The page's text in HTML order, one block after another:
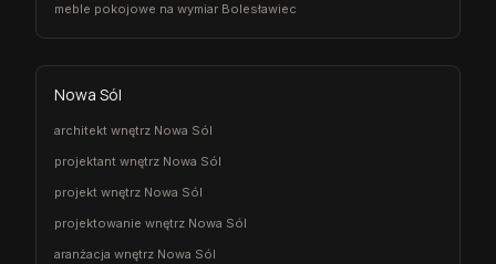
meble pokojowe na wymiar Bolesławiec
Nowa Sól
architekt wnętrz Nowa Sól
projektant wnętrz Nowa Sól
projekt wnętrz Nowa Sól
projektowanie wnętrz Nowa Sól
aranżacja wnętrz Nowa Sól